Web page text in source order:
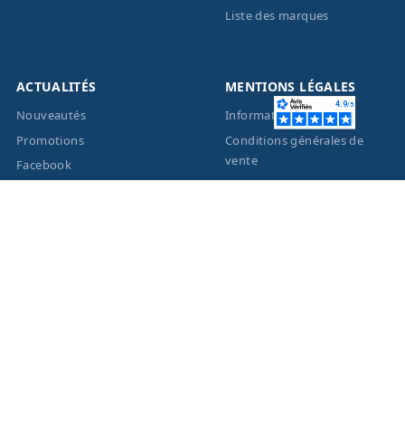
Liste des marques
ACTUALITÉS
Nouveautés
Promotions
Facebook
MENTIONS LÉGALES
Informations légales
Conditions générales de
vente
Eco-Participation